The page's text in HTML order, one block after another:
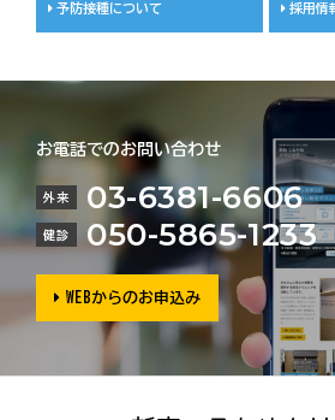
予防接種について 採用情
お電話でのお問い合わせ
外来 03-6381-6606
健診 050-5865-1233
WEBからのお申込み